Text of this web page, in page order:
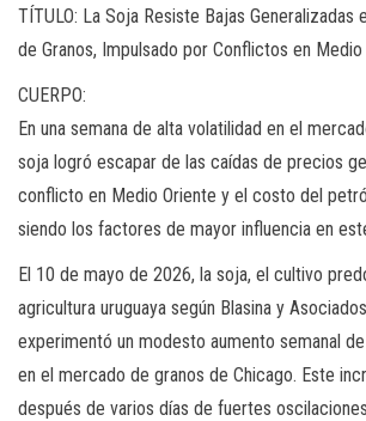
TÍTULO: La Soja Resiste Bajas Generalizadas
de Granos, Impulsado por Conflictos en Medio
CUERPO:
En una semana de alta volatilidad en el
soja logró escapar de las caídas de precios
conflicto en Medio Oriente y el costo del
siendo los factores de mayor influencia en
El 10 de mayo de 2026, la soja, el cultivo
agricultura uruguaya según Blasina y
experimentó un modesto aumento semanal
en el mercado de granos de Chicago. Este
después de varios días de fuertes